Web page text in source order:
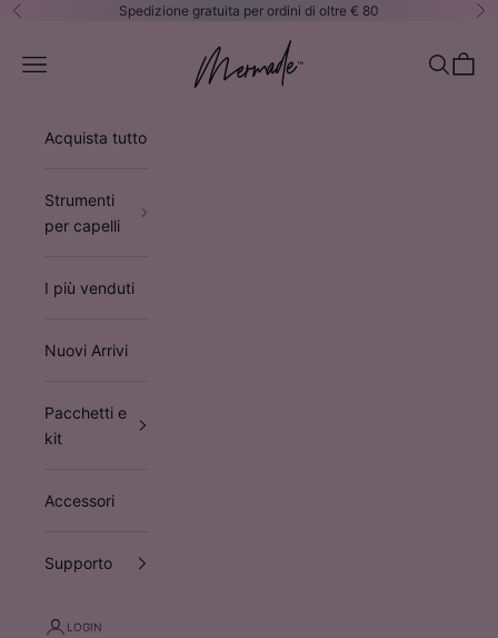
Vai al contenuto
Precedente Spedizione gratuita per ordini di oltre € 80
Mermade Hair™ EUROPE
Apri il menu di navigazione Mostra il
Acquista tutto
Strumenti
per capelli
I più venduti
Nuovi Arrivi
Pacchetti e
kit
Accessori
Supporto
LOGIN